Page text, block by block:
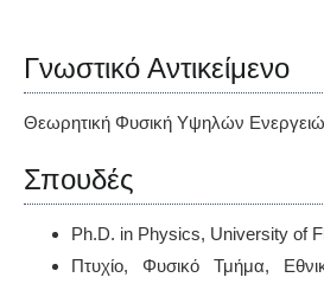
Γνωστικό Αντικείμενο
Θεωρητική Φυσική Υψηλών
Σπουδές
Ph.D. in Physics, University of
Πτυχίο, Φυσικό Τμήμα,